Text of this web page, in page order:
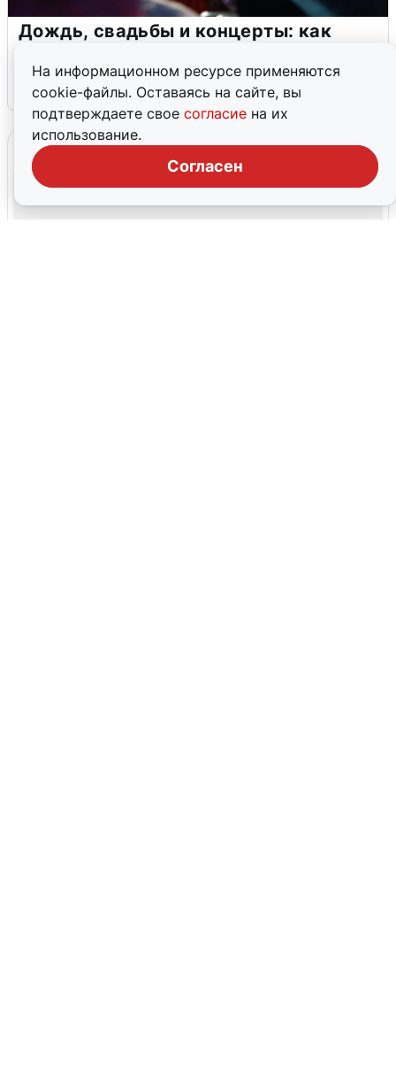
На информационном ресурсе применяются
cookie-файлы. Оставаясь на сайте, вы
подтверждаете свое согласие на их
использование.
Согласен
Дождь, свадьбы и концерты: как
2 августа 0